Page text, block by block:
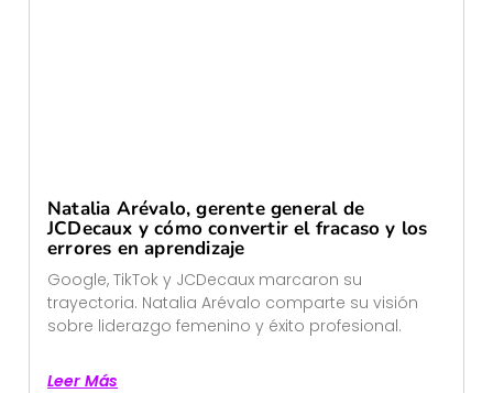
Natalia Arévalo, gerente general de
JCDecaux y cómo convertir el fracaso y los
errores en aprendizaje
Google, TikTok y JCDecaux marcaron su
trayectoria. Natalia Arévalo comparte su visión
sobre liderazgo femenino y éxito profesional.
Leer Más